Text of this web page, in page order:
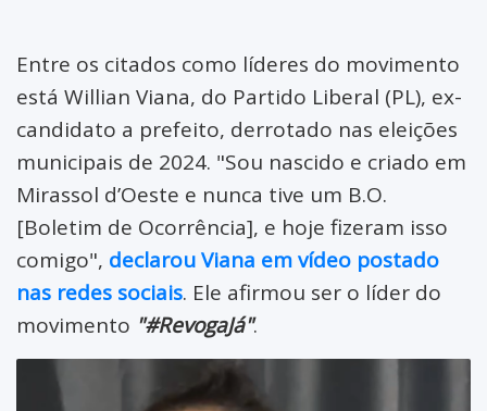
Entre os citados como líderes do movimento
está Willian Viana, do Partido Liberal (PL), ex-
candidato a prefeito, derrotado nas eleições
municipais de 2024. "Sou nascido e criado em
Mirassol d’Oeste e nunca tive um B.O.
[Boletim de Ocorrência], e hoje fizeram isso
comigo", declarou Viana em vídeo postado
nas redes sociais. Ele afirmou ser o líder do
movimento "#RevogaJá".